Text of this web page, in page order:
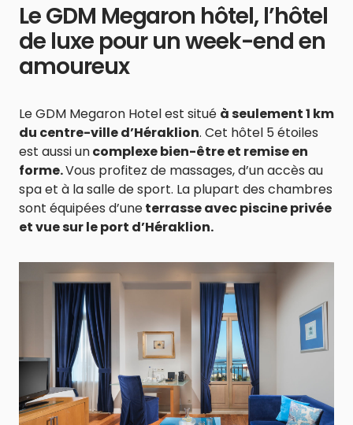
Le GDM Megaron hôtel, l’hôtel
de luxe pour un week-end en
amoureux
Le GDM Megaron Hotel est situé à seulement 1 km
du centre-ville d’Héraklion. Cet hôtel 5 étoiles
est aussi uncomplexe bien-être et remise en
forme.Vous profitez de massages, d’un accès au
spa et à la salle de sport. La plupart des chambres
sont équipées d’uneterrasse avec piscine privée
et vue sur le port d’Héraklion.